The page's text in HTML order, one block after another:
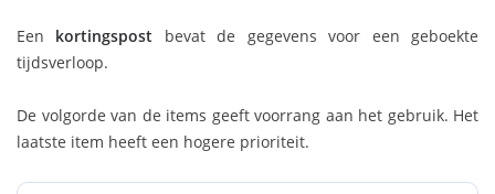
Een kortingspost bevat de gegevens voor een geboekte
tijdsverloop.
De volgorde van de items geeft voorrang aan het gebruik. Het
laatste item heeft een hogere prioriteit.